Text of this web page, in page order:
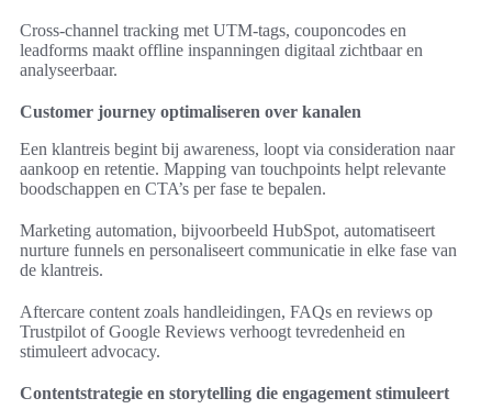
Cross-channel tracking met UTM-tags, couponcodes en
leadforms maakt offline inspanningen digitaal zichtbaar en
analyseerbaar.
Customer journey optimaliseren over kanalen
Een klantreis begint bij awareness, loopt via consideration naar
aankoop en retentie. Mapping van touchpoints helpt relevante
boodschappen en CTA’s per fase te bepalen.
Marketing automation, bijvoorbeeld HubSpot, automatiseert
nurture funnels en personaliseert communicatie in elke fase van
de klantreis.
Aftercare content zoals handleidingen, FAQs en reviews op
Trustpilot of Google Reviews verhoogt tevredenheid en
stimuleert advocacy.
Contentstrategie en storytelling die engagement stimuleert